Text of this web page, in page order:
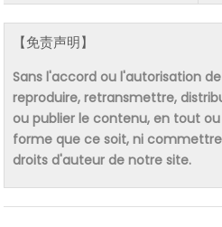
【免责声明】
Sans l'accord ou l'autorisation
reproduire, retransmettre,
ou publier le contenu, en tout
forme que ce soit, ni
droits d'auteur de notre site.